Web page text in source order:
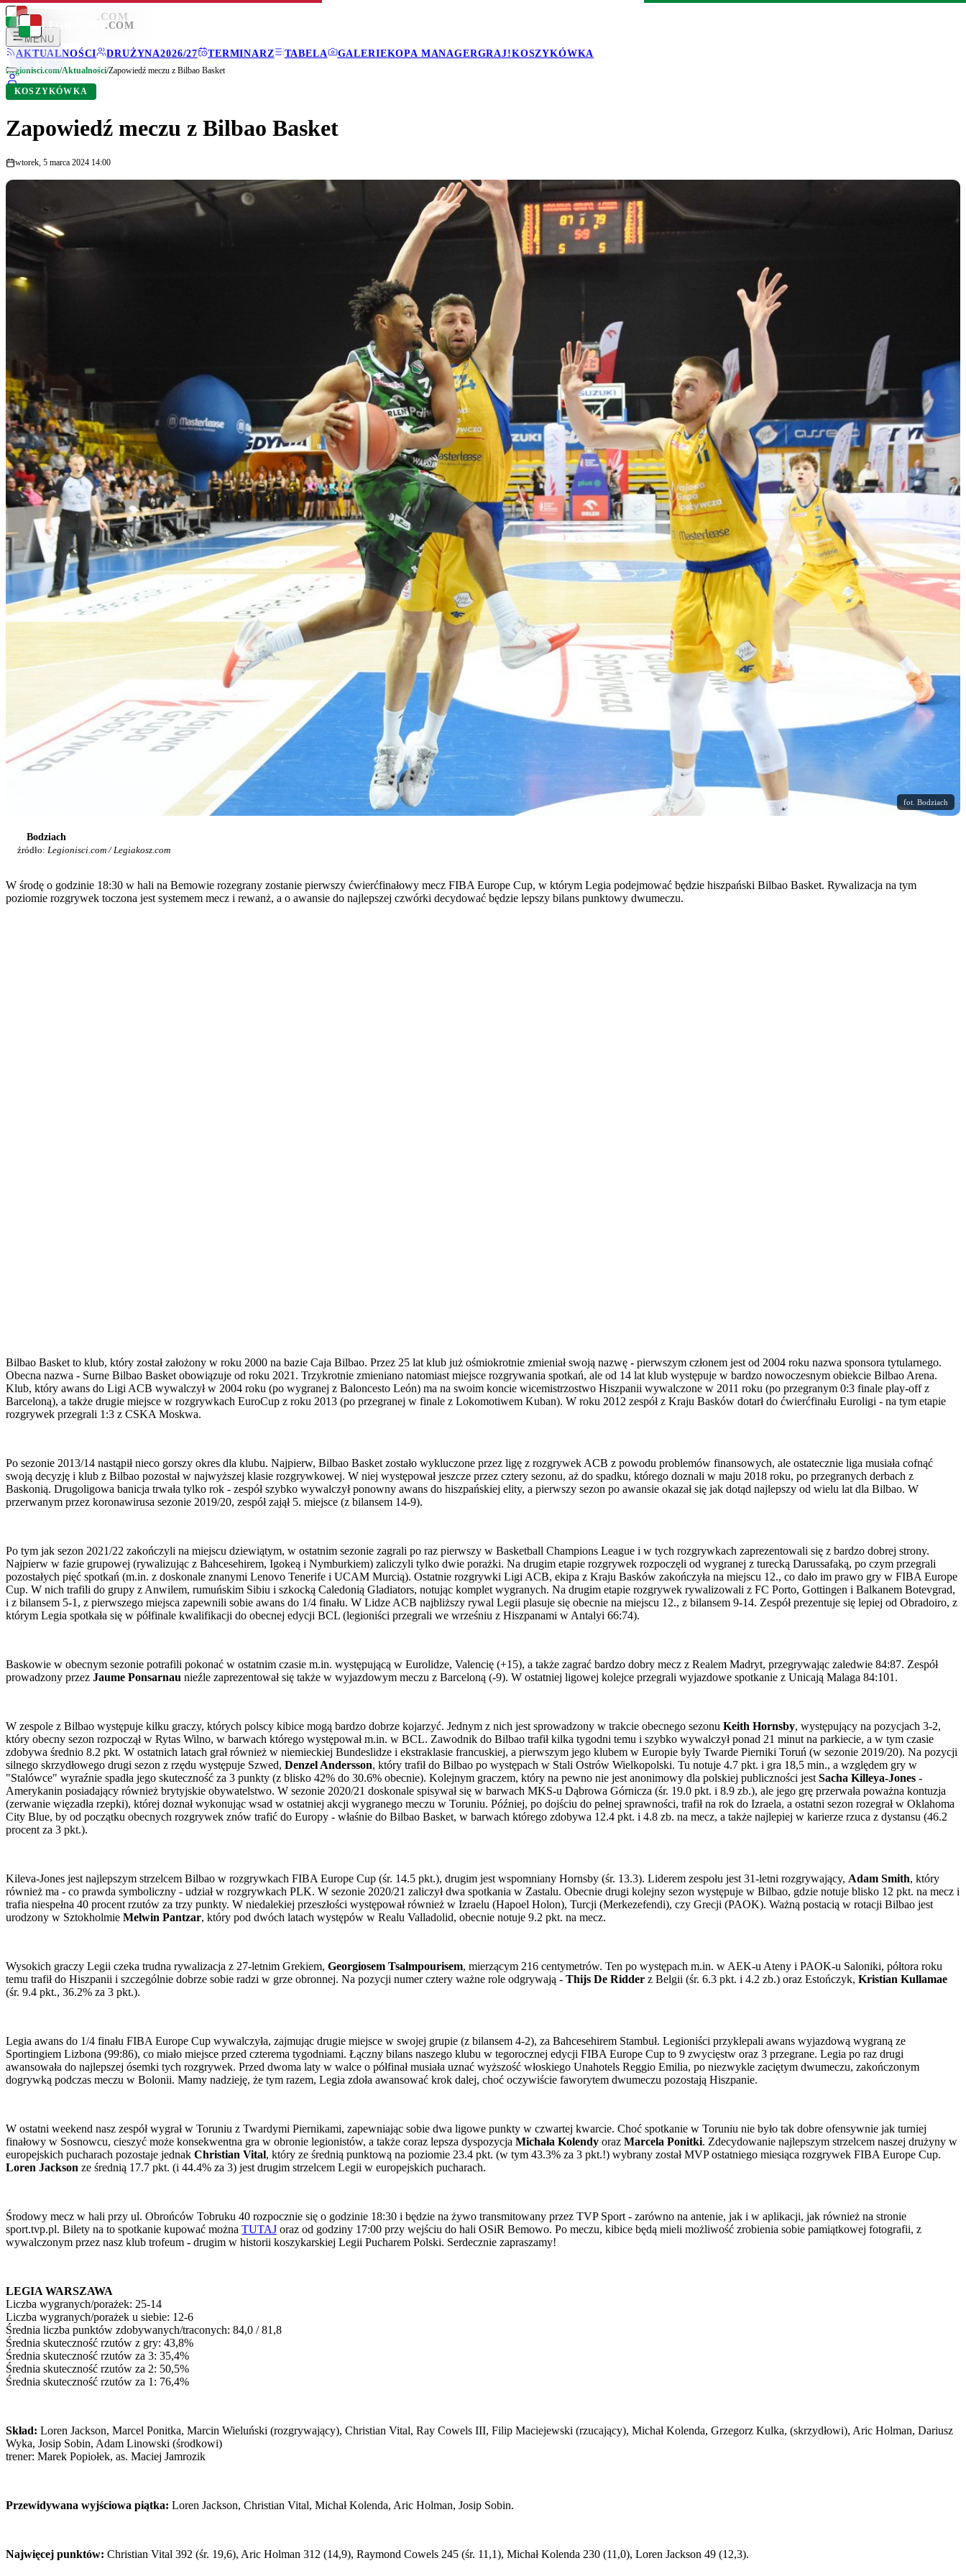
LEGIONISCI .COM
MENU
AKTUALNOŚCI
DRUŻYNA2026/27 TERMINARZ TABELA GALERIEKOPA MANAGERGRAJ!KOSZYKÓWKA
LEGIONISCI .COM
Legionisci.com/Aktualności/Zapowiedź meczu z Bilbao Basket
KOSZYKÓWKA
Zapowiedź meczu z Bilbao Basket
wtorek, 5 marca 2024 14:00
fot. Bodziach
Bodziach
źródło: Legionisci.com / Legiakosz.com
W środę o godzinie 18:30 w hali na Bemowie rozegrany zostanie pierwszy ćwierćfinałowy mecz FIBA Europe Cup, w którym Legia podejmować będzie hiszpański Bilbao Basket. Rywalizacja na tym
poziomie rozgrywek toczona jest systemem mecz i rewanż, a o awansie do najlepszej czwórki decydować będzie lepszy bilans punktowy dwumeczu.
Bilbao Basket to klub, który został założony w roku 2000 na bazie Caja Bilbao. Przez 25 lat klub już ośmiokrotnie zmieniał swoją nazwę - pierwszym członem jest od 2004 roku nazwa sponsora tytularnego.
Obecna nazwa - Surne Bilbao Basket obowiązuje od roku 2021. Trzykrotnie zmieniano natomiast miejsce rozgrywania spotkań, ale od 14 lat klub występuje w bardzo nowoczesnym obiekcie Bilbao Arena.
Klub, który awans do Ligi ACB wywalczył w 2004 roku (po wygranej z Baloncesto León) ma na swoim koncie wicemistrzostwo Hiszpanii wywalczone w 2011 roku (po przegranym 0:3 finale play-off z
Barceloną), a także drugie miejsce w rozgrywkach EuroCup z roku 2013 (po przegranej w finale z Lokomotiwem Kuban). W roku 2012 zespół z Kraju Basków dotarł do ćwierćfinału Euroligi - na tym etapie
rozgrywek przegrali 1:3 z CSKA Moskwa.
Po sezonie 2013/14 nastąpił nieco gorszy okres dla klubu. Najpierw, Bilbao Basket zostało wykluczone przez ligę z rozgrywek ACB z powodu problemów finansowych, ale ostatecznie liga musiała cofnąć
swoją decyzję i klub z Bilbao pozostał w najwyższej klasie rozgrywkowej. W niej występował jeszcze przez cztery sezonu, aż do spadku, którego doznali w maju 2018 roku, po przegranych derbach z
Baskonią. Drugoligowa banicja trwała tylko rok - zespół szybko wywalczył ponowny awans do hiszpańskiej elity, a pierwszy sezon po awansie okazał się jak dotąd najlepszy od wielu lat dla Bilbao. W
przerwanym przez koronawirusa sezonie 2019/20, zespół zajął 5. miejsce (z bilansem 14-9).
Po tym jak sezon 2021/22 zakończyli na miejscu dziewiątym, w ostatnim sezonie zagrali po raz pierwszy w Basketball Champions League i w tych rozgrywkach zaprezentowali się z bardzo dobrej strony.
Najpierw w fazie grupowej (rywalizując z Bahcesehirem, Igokeą i Nymburkiem) zaliczyli tylko dwie porażki. Na drugim etapie rozgrywek rozpoczęli od wygranej z turecką Darussafaką, po czym przegrali
pozostałych pięć spotkań (m.in. z doskonale znanymi Lenovo Tenerife i UCAM Murcią). Ostatnie rozgrywki Ligi ACB, ekipa z Kraju Basków zakończyła na miejscu 12., co dało im prawo gry w FIBA Europe
Cup. W nich trafili do grupy z Anwilem, rumuńskim Sibiu i szkocką Caledonią Gladiators, notując komplet wygranych. Na drugim etapie rozgrywek rywalizowali z FC Porto, Gottingen i Balkanem Botevgrad,
i z bilansem 5-1, z pierwszego miejsca zapewnili sobie awans do 1/4 finału. W Lidze ACB najbliższy rywal Legii plasuje się obecnie na miejscu 12., z bilansem 9-14. Zespół prezentuje się lepiej od Obradoiro, z
którym Legia spotkała się w półfinale kwalifikacji do obecnej edycji BCL (legioniści przegrali we wrześniu z Hiszpanami w Antalyi 66:74).
Baskowie w obecnym sezonie potrafili pokonać w ostatnim czasie m.in. występującą w Eurolidze, Valencię (+15), a także zagrać bardzo dobry mecz z Realem Madryt, przegrywając zaledwie 84:87. Zespół
prowadzony przez Jaume Ponsarnau nieźle zaprezentował się także w wyjazdowym meczu z Barceloną (-9). W ostatniej ligowej kolejce przegrali wyjazdowe spotkanie z Unicają Malaga 84:101.
W zespole z Bilbao występuje kilku graczy, których polscy kibice mogą bardzo dobrze kojarzyć. Jednym z nich jest sprowadzony w trakcie obecnego sezonu Keith Hornsby, występujący na pozycjach 3-2,
który obecny sezon rozpoczął w Rytas Wilno, w barwach którego występował m.in. w BCL. Zawodnik do Bilbao trafił kilka tygodni temu i szybko wywalczył ponad 21 minut na parkiecie, a w tym czasie
zdobywa średnio 8.2 pkt. W ostatnich latach grał również w niemieckiej Bundeslidze i ekstraklasie francuskiej, a pierwszym jego klubem w Europie były Twarde Pierniki Toruń (w sezonie 2019/20). Na pozycji
silnego skrzydłowego drugi sezon z rzędu występuje Szwed, Denzel Andersson, który trafił do Bilbao po występach w Stali Ostrów Wielkopolski. Tu notuje 4.7 pkt. i gra 18,5 min., a względem gry w
"Stalówce" wyraźnie spadła jego skuteczność za 3 punkty (z blisko 42% do 30.6% obecnie). Kolejnym graczem, który na pewno nie jest anonimowy dla polskiej publiczności jest Sacha Killeya-Jones -
Amerykanin posiadający również brytyjskie obywatelstwo. W sezonie 2020/21 doskonale spisywał się w barwach MKS-u Dąbrowa Górnicza (śr. 19.0 pkt. i 8.9 zb.), ale jego grę przerwała poważna kontuzja
(zerwanie więzadła rzepki), której doznał wykonując wsad w ostatniej akcji wygranego meczu w Toruniu. Później, po dojściu do pełnej sprawności, trafił na rok do Izraela, a ostatni sezon rozegrał w Oklahoma
City Blue, by od początku obecnych rozgrywek znów trafić do Europy - właśnie do Bilbao Basket, w barwach którego zdobywa 12.4 pkt. i 4.8 zb. na mecz, a także najlepiej w karierze rzuca z dystansu (46.2
procent za 3 pkt.).
Kileva-Jones jest najlepszym strzelcem Bilbao w rozgrywkach FIBA Europe Cup (śr. 14.5 pkt.), drugim jest wspomniany Hornsby (śr. 13.3). Liderem zespołu jest 31-letni rozgrywający, Adam Smith, który
również ma - co prawda symboliczny - udział w rozgrywkach PLK. W sezonie 2020/21 zaliczył dwa spotkania w Zastalu. Obecnie drugi kolejny sezon występuje w Bilbao, gdzie notuje blisko 12 pkt. na mecz i
trafia niespełna 40 procent rzutów za trzy punkty. W niedalekiej przeszłości występował również w Izraelu (Hapoel Holon), Turcji (Merkezefendi), czy Grecji (PAOK). Ważną postacią w rotacji Bilbao jest
urodzony w Sztokholmie Melwin Pantzar, który pod dwóch latach występów w Realu Valladolid, obecnie notuje 9.2 pkt. na mecz.
Wysokich graczy Legii czeka trudna rywalizacja z 27-letnim Grekiem, Georgiosem Tsalmpourisem, mierzącym 216 centymetrów. Ten po występach m.in. w AEK-u Ateny i PAOK-u Saloniki, półtora roku
temu trafił do Hiszpanii i szczególnie dobrze sobie radzi w grze obronnej. Na pozycji numer cztery ważne role odgrywają - Thijs De Ridder z Belgii (śr. 6.3 pkt. i 4.2 zb.) oraz Estończyk, Kristian Kullamae
(śr. 9.4 pkt., 36.2% za 3 pkt.).
Legia awans do 1/4 finału FIBA Europe Cup wywalczyła, zajmując drugie miejsce w swojej grupie (z bilansem 4-2), za Bahcesehirem Stambuł. Legioniści przyklepali awans wyjazdową wygraną ze
Sportingiem Lizbona (99:86), co miało miejsce przed czterema tygodniami. Łączny bilans naszego klubu w tegorocznej edycji FIBA Europe Cup to 9 zwycięstw oraz 3 przegrane. Legia po raz drugi
awansowała do najlepszej ósemki tych rozgrywek. Przed dwoma laty w walce o półfinał musiała uznać wyższość włoskiego Unahotels Reggio Emilia, po niezwykle zaciętym dwumeczu, zakończonym
dogrywką podczas meczu w Bolonii. Mamy nadzieję, że tym razem, Legia zdoła awansować krok dalej, choć oczywiście faworytem dwumeczu pozostają Hiszpanie.
W ostatni weekend nasz zespół wygrał w Toruniu z Twardymi Piernikami, zapewniając sobie dwa ligowe punkty w czwartej kwarcie. Choć spotkanie w Toruniu nie było tak dobre ofensywnie jak turniej
finałowy w Sosnowcu, cieszyć może konsekwentna gra w obronie legionistów, a także coraz lepsza dyspozycja Michała Kolendy oraz Marcela Ponitki. Zdecydowanie najlepszym strzelcem naszej drużyny w
europejskich pucharach pozostaje jednak Christian Vital, który ze średnią punktową na poziomie 23.4 pkt. (w tym 43.3% za 3 pkt.!) wybrany został MVP ostatniego miesiąca rozgrywek FIBA Europe Cup.
Loren Jackson ze średnią 17.7 pkt. (i 44.4% za 3) jest drugim strzelcem Legii w europejskich pucharach.
Środowy mecz w hali przy ul. Obrońców Tobruku 40 rozpocznie się o godzinie 18:30 i będzie na żywo transmitowany przez TVP Sport - zarówno na antenie, jak i w aplikacji, jak również na stronie
sport.tvp.pl. Bilety na to spotkanie kupować można TUTAJ oraz od godziny 17:00 przy wejściu do hali OSiR Bemowo. Po meczu, kibice będą mieli możliwość zrobienia sobie pamiątkowej fotografii, z
wywalczonym przez nasz klub trofeum - drugim w historii koszykarskiej Legii Pucharem Polski. Serdecznie zapraszamy!
LEGIA WARSZAWA
Liczba wygranych/porażek: 25-14
Liczba wygranych/porażek u siebie: 12-6
Średnia liczba punktów zdobywanych/traconych: 84,0 / 81,8
Średnia skuteczność rzutów z gry: 43,8%
Średnia skuteczność rzutów za 3: 35,4%
Średnia skuteczność rzutów za 2: 50,5%
Średnia skuteczność rzutów za 1: 76,4%
Skład: Loren Jackson, Marcel Ponitka, Marcin Wieluński (rozgrywający), Christian Vital, Ray Cowels III, Filip Maciejewski (rzucający), Michał Kolenda, Grzegorz Kulka, (skrzydłowi), Aric Holman, Dariusz
Wyka, Josip Sobin, Adam Linowski (środkowi)
trener: Marek Popiołek, as. Maciej Jamrozik
Przewidywana wyjściowa piątka: Loren Jackson, Christian Vital, Michał Kolenda, Aric Holman, Josip Sobin.
Najwięcej punktów: Christian Vital 392 (śr. 19,6), Aric Holman 312 (14,9), Raymond Cowels 245 (śr. 11,1), Michał Kolenda 230 (11,0), Loren Jackson 49 (12,3).